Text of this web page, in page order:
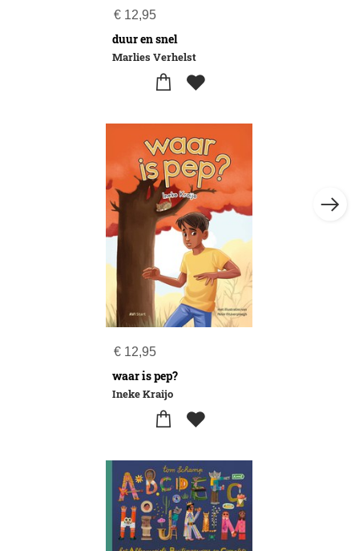
€ 12,95
duur en snel
Marlies Verhelst
€ 12,95
waar is pep?
Ineke Kraijo